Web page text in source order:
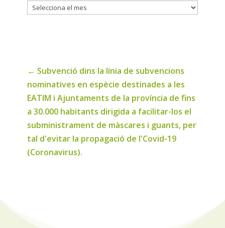
Historic
← Subvenció dins la línia de subvencions
nominatives en espècie destinades a les
EATIM i Ajuntaments de la província de fins
a 30.000 habitants dirigida a facilitar-los el
subministrament de màscares i guants, per
tal d'evitar la propagació de l'Covid-19
(Coronavirus).